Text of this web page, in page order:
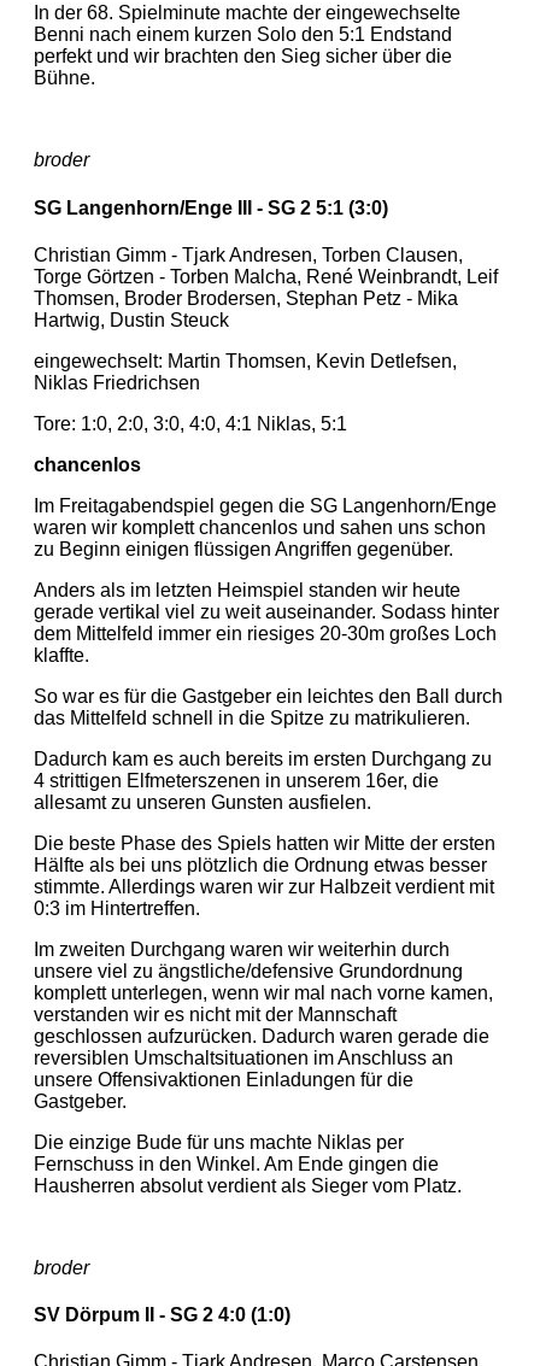
In der 68. Spielminute machte der eingewechselte
Benni nach einem kurzen Solo den 5:1 Endstand
perfekt und wir brachten den Sieg sicher über die
Bühne.
broder
SG Langenhorn/Enge III - SG 2 5:1 (3:0)
Christian Gimm - Tjark Andresen, Torben Clausen,
Torge Görtzen - Torben Malcha, René Weinbrandt, Leif
Thomsen, Broder Brodersen, Stephan Petz - Mika
Hartwig, Dustin Steuck
eingewechselt: Martin Thomsen, Kevin Detlefsen,
Niklas Friedrichsen
Tore: 1:0, 2:0, 3:0, 4:0, 4:1 Niklas, 5:1
chancenlos
Im Freitagabendspiel gegen die SG Langenhorn/Enge
waren wir komplett chancenlos und sahen uns schon
zu Beginn einigen flüssigen Angriffen gegenüber.
Anders als im letzten Heimspiel standen wir heute
gerade vertikal viel zu weit auseinander. Sodass hinter
dem Mittelfeld immer ein riesiges 20-30m großes Loch
klaffte.
So war es für die Gastgeber ein leichtes den Ball durch
das Mittelfeld schnell in die Spitze zu matrikulieren.
Dadurch kam es auch bereits im ersten Durchgang zu
4 strittigen Elfmeterszenen in unserem 16er, die
allesamt zu unseren Gunsten ausfielen.
Die beste Phase des Spiels hatten wir Mitte der ersten
Hälfte als bei uns plötzlich die Ordnung etwas besser
stimmte. Allerdings waren wir zur Halbzeit verdient mit
0:3 im Hintertreffen.
Im zweiten Durchgang waren wir weiterhin durch
unsere viel zu ängstliche/defensive Grundordnung
komplett unterlegen, wenn wir mal nach vorne kamen,
verstanden wir es nicht mit der Mannschaft
geschlossen aufzurücken. Dadurch waren gerade die
reversiblen Umschaltsituationen im Anschluss an
unsere Offensivaktionen Einladungen für die
Gastgeber.
Die einzige Bude für uns machte Niklas per
Fernschuss in den Winkel. Am Ende gingen die
Hausherren absolut verdient als Sieger vom Platz.
broder
SV Dörpum II - SG 2 4:0 (1:0)